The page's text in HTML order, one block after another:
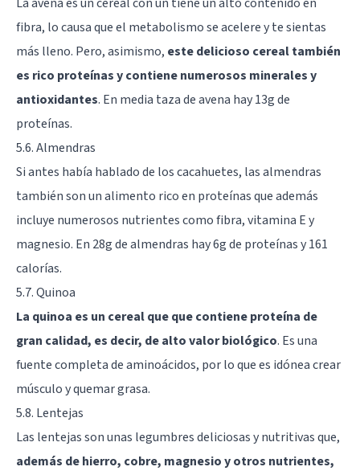
fibra, lo causa que el metabolismo se acelere y te sientas
más lleno. Pero, asimismo, este delicioso cereal también
es rico proteínas y contiene numerosos minerales y
antioxidantes. En media taza de avena hay 13g de
proteínas.
5.6. Almendras
Si antes había hablado de los cacahuetes, las almendras
también son un alimento rico en proteínas que además
incluye numerosos nutrientes como fibra, vitamina E y
magnesio. En 28g de almendras hay 6g de proteínas y 161
calorías.
5.7. Quinoa
La quinoa es un cereal que que contiene proteína de
gran calidad, es decir, de alto valor biológico. Es una
fuente completa de aminoácidos, por lo que es idónea crear
músculo y quemar grasa.
5.8. Lentejas
Las lentejas son unas legumbres deliciosas y nutritivas que,
además de hierro, cobre, magnesio y otros nutrientes,